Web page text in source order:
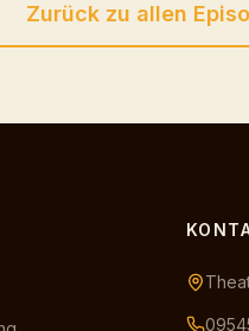
Zurück zu allen